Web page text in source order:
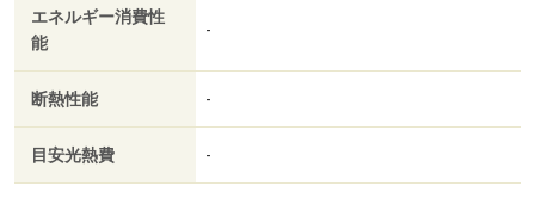
エネルギー消費性
能
-
断熱性能 -
目安光熱費 -